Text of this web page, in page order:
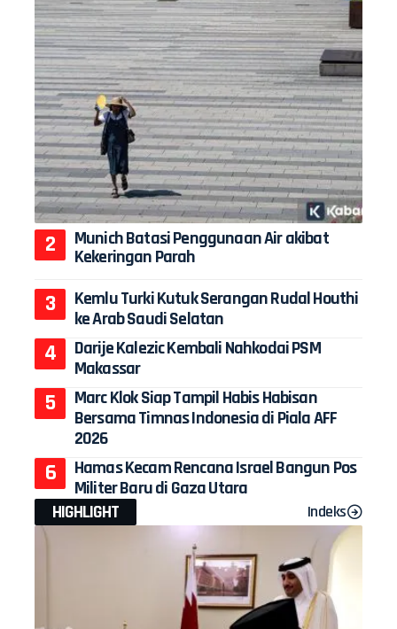
Munich Batasi Penggunaan Air akibat
Kekeringan Parah
Kemlu Turki Kutuk Serangan Rudal Houthi
ke Arab Saudi Selatan
Darije Kalezic Kembali Nahkodai PSM
Makassar
Marc Klok Siap Tampil Habis Habisan
Bersama Timnas Indonesia di Piala AFF
2026
Hamas Kecam Rencana Israel Bangun Pos
Militer Baru di Gaza Utara
HIGHLIGHT
Indeks